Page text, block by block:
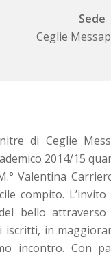
Sede
Ceglie
di Ceglie
2014/15
Valentina
compito.
bello
in
incontro. Con